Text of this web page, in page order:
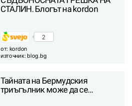
СТАЛИН. Блогът на kordon
2
от: kordon
източник: blog.bg
Тайната на Бермудския
триъгълник може да се…